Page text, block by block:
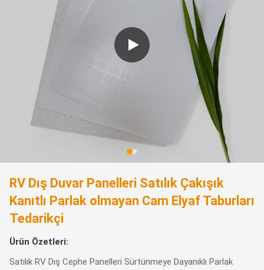
RV Dış Duvar Panelleri Satılık Çakışık
Kanıtlı Parlak olmayan Cam Elyaf Taburları
Tedarikçi
Ürün Özetleri:
Satılık RV Dış Cephe Panelleri Sürtünmeye Dayanıklı Parlak